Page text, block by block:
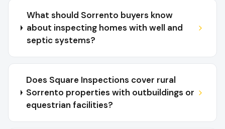
What should Sorrento buyers know
about inspecting homes with well and
septic systems?
Does Square Inspections cover rural
Sorrento properties with outbuildings or
equestrian facilities?